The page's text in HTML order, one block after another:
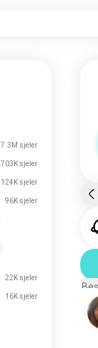
7.3M sjeler
703K sjeler
124K sjeler
96K sjeler
22K sjeler
16K sjeler